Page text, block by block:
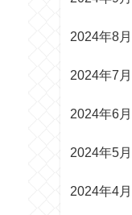
2024年8月
2024年7月
2024年6月
2024年5月
2024年4月